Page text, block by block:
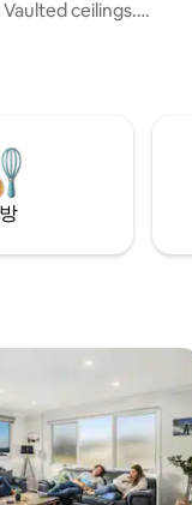
& The Local Project.
alpine cabin blends
& effortless style.